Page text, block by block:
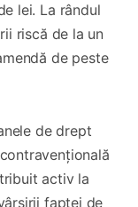
lei. La rândul
riscă de la un
de peste
de drept
activ la
faptei de